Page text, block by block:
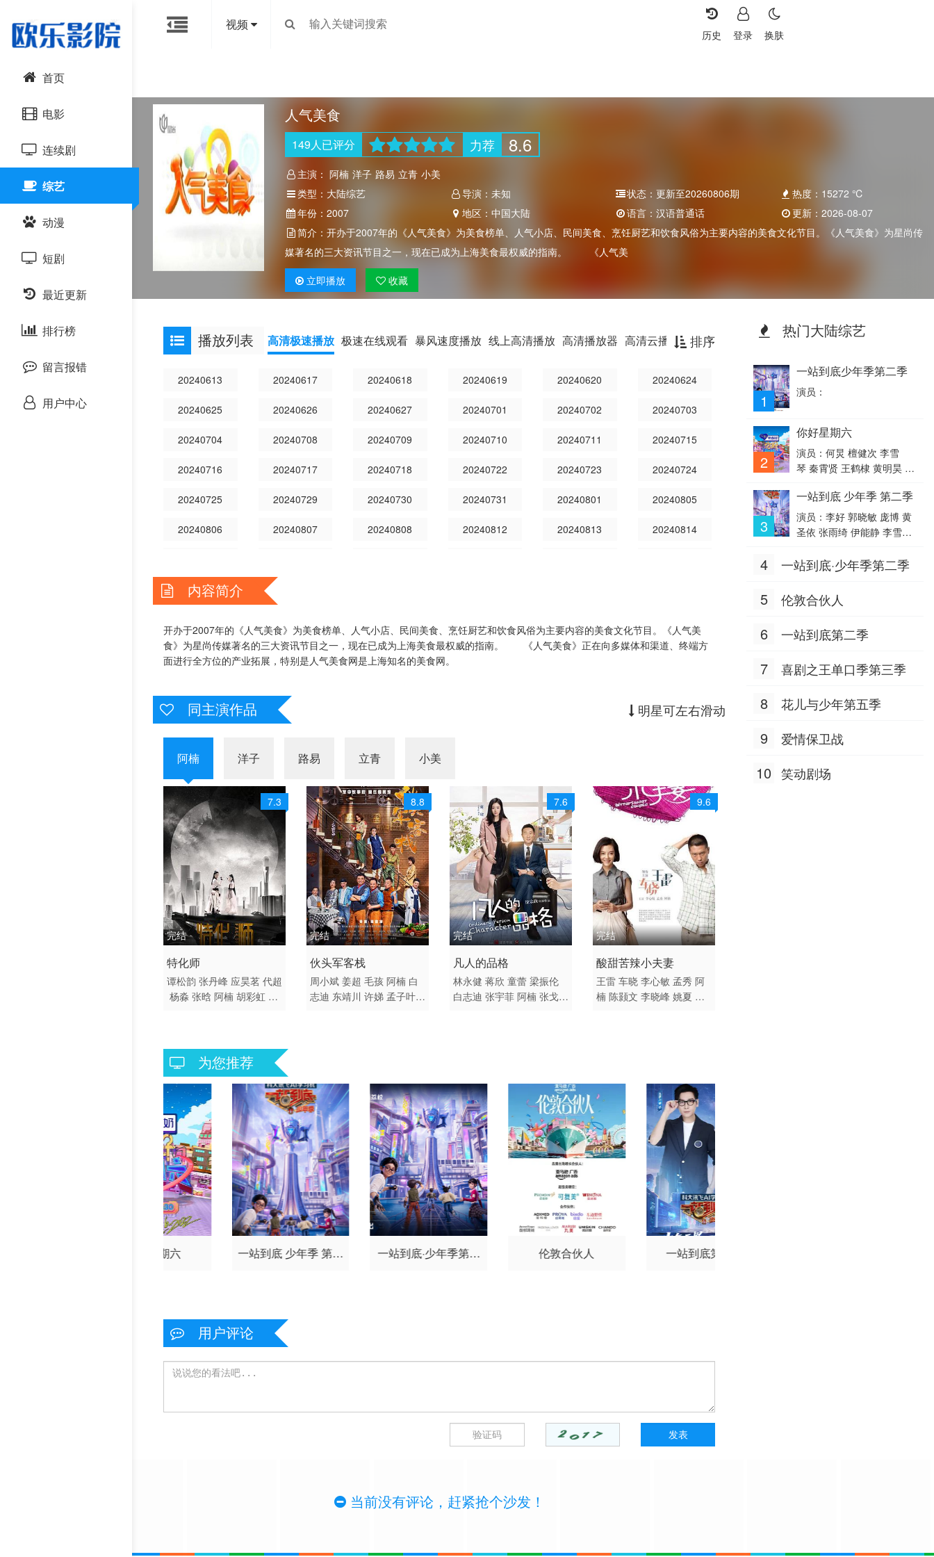
视频
换肤
登录
历史
首页
电影
动作片
喜剧片
爱情片
科幻片
恐怖片
剧情片
战争片
悬疑片
连续剧
国产剧
港台剧
日韩剧
欧美剧
泰国剧
综艺
动漫
国产动漫
日韩动漫
欧美动漫
短剧
最近更新
排行榜
留言报错
用户中心
人气美食
149人已评分 力荐 8.6
主演： 阿楠 洋子 路易 立青 小美
类型： 大陆综艺 导演：未知 状态：更新至20260806期 热度： 15272 ℃
年份： 2007 地区：中国大陆 语言：汉语普通话 更新： 2026-08-07
简介： 开办于2007年的《人气美食》为美食榜单、人气小店、民间美食、烹饪厨艺和饮食风俗为主要内容的美食文化节目。《人气美食》为星尚传
媒著名的三大资讯节目之一，现在已成为上海美食最权威的指南。 《人气美
立即播放 收藏
播放列表 排序
高清极速播放 极速在线观看 暴风速度播放 线上高清播放 高清播放器 高清云播放器
20240613 20240617 20240618 20240619 20240620 20240624
20240625 20240626 20240627 20240701 20240702 20240703
20240704 20240708 20240709 20240710 20240711 20240715
20240716 20240717 20240718 20240722 20240723 20240724
20240725 20240729 20240730 20240731 20240801 20240805
20240806 20240807 20240808 20240812 20240813 20240814
20240827
20240917 20240918 20240919 20240930 20241008 20241010
20241030 20241031 20241107
20241111
20241121 20241125 20241126
20241204 20241205 20241209 20241210 20241225 20241226
20250106 20250123 20250211 20250219 20250304 20250331
20250407 20250416 20250423 20250428 20250429 20250529
20250609 20250616
内容简介
开办于2007年的《人气美食》为美食榜单、人气小店、民间美食、烹饪厨艺和饮食风俗为主要内容的美食文化节目。《人气美
食》为星尚传媒著名的三大资讯节目之一，现在已成为上海美食最权威的指南。 《人气美食》正在向多媒体和渠道、终端方
面进行全方位的产业拓展，特别是人气美食网是上海知名的美食网。
同主演作品 明星可左右滑动
阿楠 洋子 路易 立青 小美
7.3
完结
2017 / 大陆 / 国语
剧情 爱情 国产
特化师
谭松韵 张丹峰 应昊茗 代超
杨淼 张晗 阿楠 胡彩虹 王
8.8
完结
2018 / 大陆 / 国语
喜剧 国产
伙头军客栈
周小斌 姜超 毛孩 阿楠 白
志迪 东靖川 许娣 孟子叶
7.6
完结
2017 / 大陆 / 国语
剧情 爱情 国产
凡人的品格
林永健 蒋欣 童蕾 梁振伦
白志迪 张宇菲 阿楠 张戈
9.6
完结
2015 / 大陆 / 国语
国产
酸甜苦辣小夫妻
王雷 车晓 李心敏 孟秀 阿
楠 陈颢文 李晓峰 姚夏 崔
为您推荐
你好星期六
一站到底 少年季 第二
一站到底·少年季第二
伦敦合伙人 一站到底第二季
用户评论
当前没有评论，赶紧抢个沙发！
热门大陆综艺
1
一站到底少年季第二季
演员：
2
你好星期六
演员：何炅 檀健次 李雪
琴 秦霄贤 王鹤棣 黄明昊 蔡
3
一站到底 少年季 第二季
演员：李好 郭晓敏 庞博 黄
圣依 张雨绮 伊能静 李雪琴
4 一站到底·少年季第二季
5 伦敦合伙人
6 一站到底第二季
7 喜剧之王单口季第三季
8 花儿与少年第五季
9 爱情保卫战
10 笑动剧场